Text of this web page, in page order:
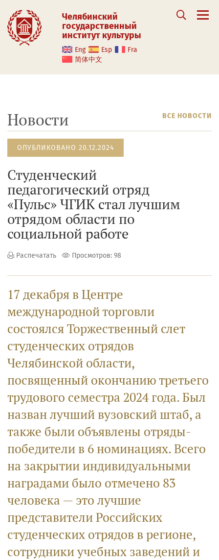
Челябинский
государственный
институт культуры
Eng Esp
Fra
简体中文
Новости ВСЕ НОВОСТИ
ОПУБЛИКОВАНО 20.12.2024
Студенческий
педагогический отряд
«Пульс» ЧГИК стал лучшим
отрядом области по
социальной работе
Распечатать Просмотров: 98
17 декабря в Центре
международной торговли
состоялся Торжественный слет
студенческих отрядов
Челябинской области,
посвященный окончанию третьего
трудового семестра 2024 года. Был
назван лучший вузовский штаб, а
также были объявлены отряды-
победители в 6 номинациях. Всего
на закрытии индивидуальными
наградами было отмечено 83
человека — это лучшие
представители Российских
студенческих отрядов в регионе,
сотрудники учебных заведений и